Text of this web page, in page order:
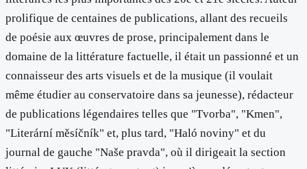
prolifique de centaines de publications, allant des recueils
de poésie aux œuvres de prose, principalement dans le
domaine de la littérature factuelle, il était un passionné et un
connaisseur des arts visuels et de la musique (il voulait
même étudier au conservatoire dans sa jeunesse), rédacteur
de publications légendaires telles que "Tvorba", "Kmen",
"Literární měsíčník" et, plus tard, "Haló noviny" et du
journal de gauche "Naše pravda", où il dirigeait la section